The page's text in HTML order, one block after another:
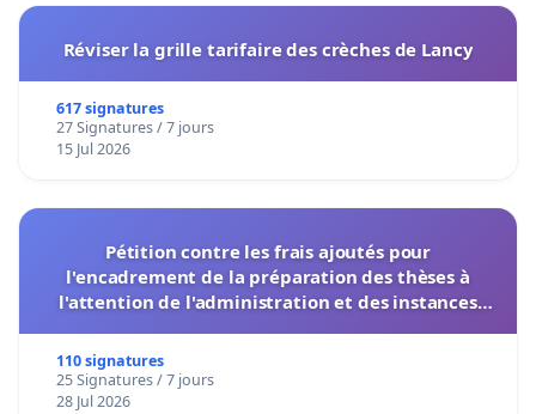
Réviser la grille tarifaire des crèches de Lancy
617 signatures
27 Signatures / 7 jours
15 Jul 2026
Pétition contre les frais ajoutés pour
l'encadrement de la préparation des thèses à
l'attention de l'administration et des instances
110 signatures
25 Signatures / 7 jours
28 Jul 2026